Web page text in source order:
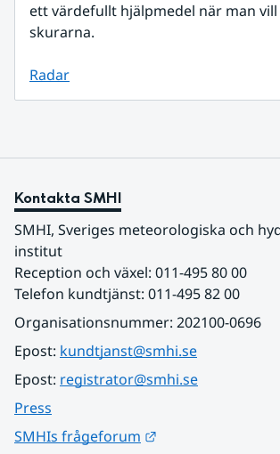
ett värdefullt hjälpmedel när man vill
skurarna.
Radar
Kontakta SMHI
SMHI, Sveriges meteorologiska och
institut
Reception och växel: 011-495 80 00
Telefon kundtjänst: 011-495 82 00
Organisationsnummer: 202100-0696
Epost: kundtjanst@smhi.se
Epost: registrator@smhi.se
Press
SMHIs frågeforum